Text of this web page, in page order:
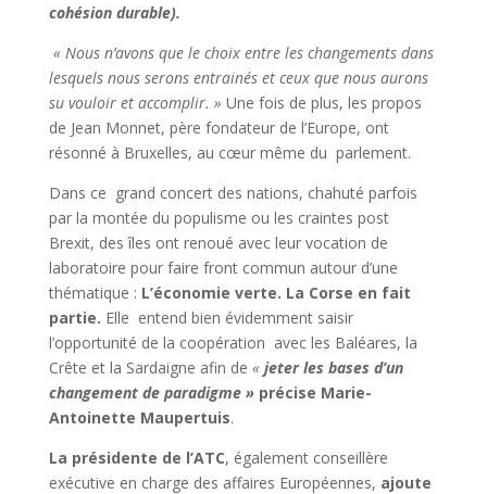
cohésion durable).
« Nous n’avons que le choix entre les changements dans
lesquels nous serons entrainés et ceux que nous aurons
su vouloir et accomplir. » Une fois de plus, les propos
de Jean Monnet, père fondateur de l’Europe, ont
résonné à Bruxelles, au cœur même du parlement.
Dans ce grand concert des nations, chahuté parfois
par la montée du populisme ou les craintes post
Brexit, des îles ont renoué avec leur vocation de
laboratoire pour faire front commun autour d’une
thématique : L’économie verte. La Corse en fait
partie. Elle entend bien évidemment saisir
l’opportunité de la coopération avec les Baléares, la
Crête et la Sardaigne afin de «jeter les bases d’un
changement de paradigme » précise Marie-
Antoinette Maupertuis.
La présidente de l’ATC, également conseillère
exécutive en charge des affaires Européennes, ajoute